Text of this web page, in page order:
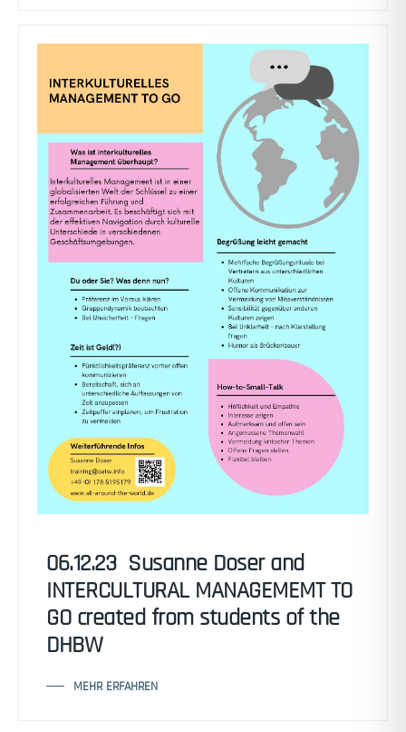
06.12.23 Susanne Doser and
INTERCULTURAL MANAGEMEMT TO
GO created from students of the
DHBW
MEHR ERFAHREN